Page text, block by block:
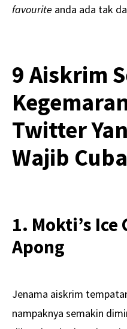
favourite anda ada tak
9 Aiskrim
Twitter
Wajib Cuba
1. Mokti’s Ice
Apong
Jenama aiskrim
nampaknya semakin